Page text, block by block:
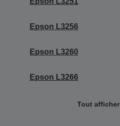
Epson L3256
Epson L3260
Epson L3266
Tout afficher